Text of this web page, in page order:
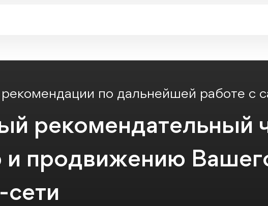
по дальнейшей работе с
рекомендательный
и продвижению
сети